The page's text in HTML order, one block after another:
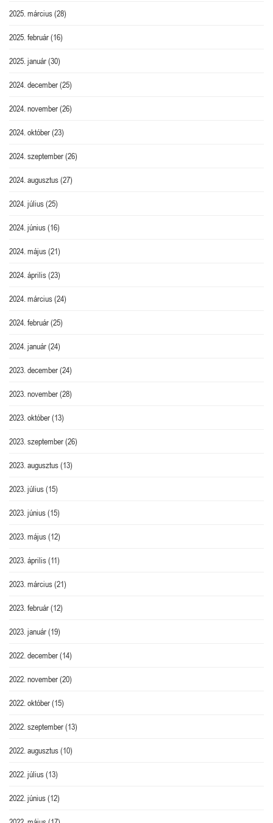
2025. március(28)
2025. február(16)
2025. január(30)
2024. december(25)
2024. november(26)
2024. október(23)
2024. szeptember(26)
2024. augusztus(27)
2024. július(25)
2024. június(16)
2024. május(21)
2024. április(23)
2024. március(24)
2024. február(25)
2024. január(24)
2023. december(24)
2023. november(28)
2023. október(13)
2023. szeptember(26)
2023. augusztus(13)
2023. július(15)
2023. június(15)
2023. május(12)
2023. április(11)
2023. március(21)
2023. február(12)
2023. január(19)
2022. december(14)
2022. november(20)
2022. október(15)
2022. szeptember(13)
2022. augusztus(10)
2022. július(13)
2022. június(12)